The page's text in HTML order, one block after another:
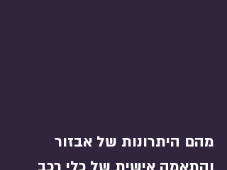
מהם היתרונות של אבזור